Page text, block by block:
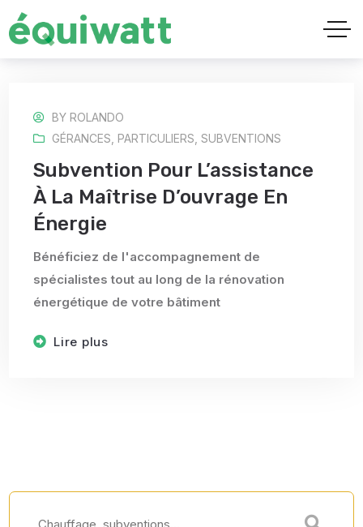
BY ROLANDO
GÉRANCES PARTICULIERS ,SUBVENTIONS
Subvention Pour L’assistance
À La Maîtrise D’ouvrage En
Énergie
Bénéficiez de l'accompagnement de
spécialistes tout au long de la rénovation
énergétique de votre bâtiment
Lire plus